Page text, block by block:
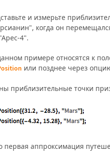
и измерьте
когда он
4".
примере относятся к
или позднее через
приблизительные точки
первая аппроксимация